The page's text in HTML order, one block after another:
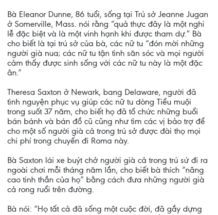
Bà Eleanor Dunne, 86 tuổi, sống tại Trú sở Jeanne Jugan
ở Somerville, Mass. nói rằng “quả thực đây là một nghi
lễ đặc biệt và là một vinh hạnh khi được tham dự.” Bà
cho biết là tại trú sở của bà, các nữ tu “đón mời những
người già nua; các nữ tu tận tình săn sóc và mọi người
cảm thấy được sinh sống với các nữ tu này là một đặc
ân.”
Theresa Saxton ở Newark, bang Delaware, người đã
tình nguyện phục vụ giúp các nữ tu dòng Tiểu muội
trong suốt 37 năm, cho biết họ đã tổ chức những buổi
bán bánh và bán đồ cũ cũng như tìm các vị bảo trợ để
cho một số người già cả trong trú sở được đài thọ mọi
chi phí trong chuyến đi Roma này.
Bà Saxton lái xe buýt chở người già cả trong trú sứ đi ra
ngoài chơi mỗi tháng năm lần, cho biết bà thích “nâng
cao tinh thần của họ” bằng cách đưa những người già
cả rong ruổi trên đường.
Bà nói: “Họ tất cả đã sống một cuộc đời, đã gầy dựng